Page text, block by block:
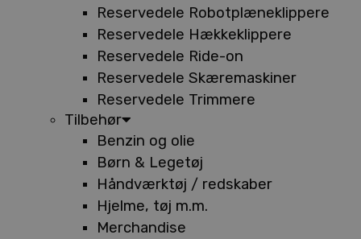
Reservedele Robotplæneklippere
Reservedele Hækkeklippere
Reservedele Ride-on
Reservedele Skæremaskiner
Reservedele Trimmere
Tilbehør
Benzin og olie
Børn & Legetøj
Håndværktøj / redskaber
Hjelme, tøj m.m.
Merchandise